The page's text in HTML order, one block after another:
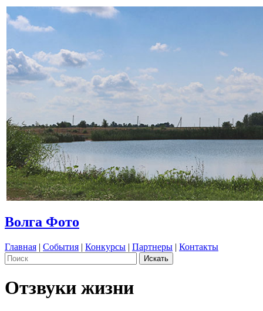
Волга Фото
Главная | События | Конкурсы | Партнеры | Контакты
Отзвуки жизни